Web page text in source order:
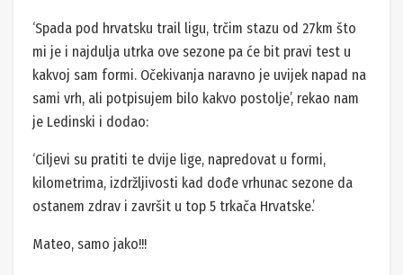
‘Spada pod hrvatsku trail ligu, trčim stazu od 27km što
mi je i najdulja utrka ove sezone pa će bit pravi test u
kakvoj sam formi. Očekivanja naravno je uvijek napad na
sami vrh, ali potpisujem bilo kakvo postolje’, rekao nam
je Ledinski i dodao:
‘Ciljevi su pratiti te dvije lige, napredovat u formi,
kilometrima, izdržljivosti kad dođe vrhunac sezone da
ostanem zdrav i završit u top 5 trkača Hrvatske.’
Mateo, samo jako!!!